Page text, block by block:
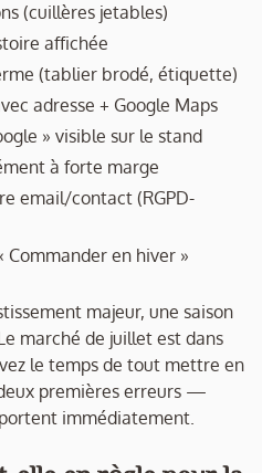
(cuillères jetables)
affichée
(tablier brodé, étiquette)
adresse + Google Maps
» visible sur le stand
à forte marge
email/contact (RGPD-
Commander en hiver »
majeur, une saison
marché de juillet est dans
le temps de tout mettre en
premières erreurs —
immédiatement.